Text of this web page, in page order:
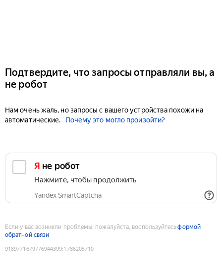
Подтвердите, что запросы отправляли вы, а
не робот
Нам очень жаль, но запросы с вашего устройства похожи на
автоматические.
Почему это могло произойти?
Я не робот
Нажмите, чтобы продолжить
Yandex SmartCaptcha
Если у вас возникли проблемы, пожалуйста, воспользуйтесьформой
обратной связи
9189771679776944399:1786205710